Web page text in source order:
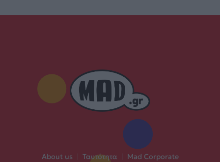
About us Ταυτότητα
Mad Corporate